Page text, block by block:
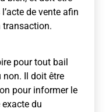
de vente afin
transaction.
pour tout bail
non. Il doit être
pour informer le
du